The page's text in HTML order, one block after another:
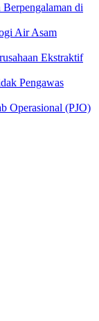
di
Air Asam
Ekstraktif
Pengawas
Operasional (PJO)